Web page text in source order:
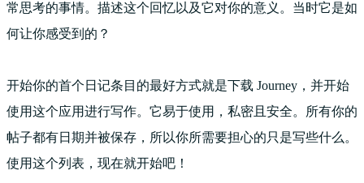
常思考的事情。描述这个回忆以及它对你的意义。当时它是如
何让你感受到的？
开始你的首个日记条目的最好方式就是下载 Journey，并开始
使用这个应用进行写作。它易于使用，私密且安全。所有你的
帖子都有日期并被保存，所以你所需要担心的只是写些什么。
使用这个列表，现在就开始吧！